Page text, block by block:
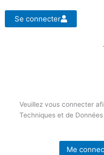
Se connecter
Veuillez vous connecter
Techniques et de
Me